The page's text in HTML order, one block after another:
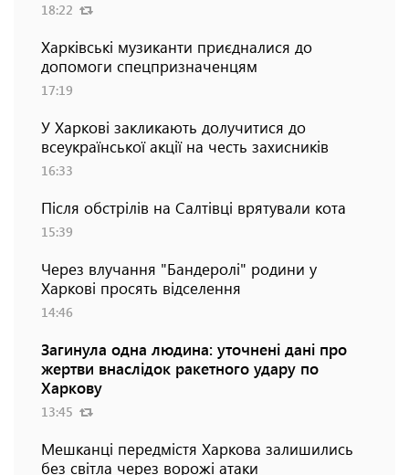
18:22
Харківські музиканти приєдналися до
допомоги спецпризначенцям
17:19
У Харкові закликають долучитися до
всеукраїнської акції на честь захисників
16:33
Після обстрілів на Салтівці врятували кота
15:39
Через влучання "Бандеролі" родини у
Харкові просять відселення
14:46
Загинула одна людина: уточнені дані про
жертви внаслідок ракетного удару по
Харкову
13:45
Мешканці передмістя Харкова залишились
без світла через ворожі атаки